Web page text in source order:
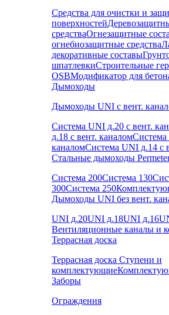
Средства для очистки и
поверхностей
средстваОгнезащитные
огнебиозащитные средства
декоративные составы
шпатлевкиСтроительные
OSBМодификатор для
Дымоходы
Дымоходы UNI с вент.
Система UNI д.20 с вент.
д.18 с вент. каналомСистема
каналомСистема UNI д.14 с
Стальные дымоходы
Система 200Система 130
300Система 250
Дымоходы UNI без вент.
UNI д.20UNI д.18UNI д.16
Вентиляционные каналы и
Террасная доска
Террасная доска Ступени и
комплектующие
Заборы
Ограждения